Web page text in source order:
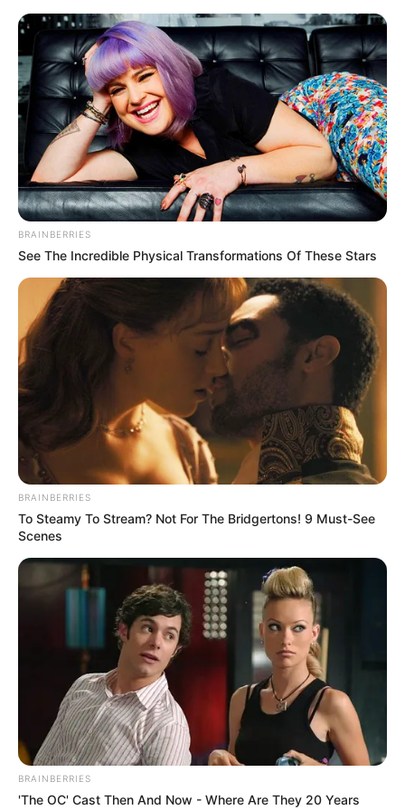
HOME
Aposentadoria Fenasce >
FENASCE convoca mobilização no Senado e destaca avanços da
PEC 14 para ACS e ACE.
BRASÍLIA: FENASCE convoca
mobilização no Senado e destaca
avanços da PEC 14 para ACS e
ACE.
Aposentadoria , Fenasce,Notícia
BRAINBERRIES
See The Incredible Physical Transformations Of These Stars
BRAINBERRIES
To Steamy To Stream? Not For The Bridgertons! 9 Must-See
Scenes
BRAINBERRIES
'The OC' Cast Then And Now - Where Are They 20 Years